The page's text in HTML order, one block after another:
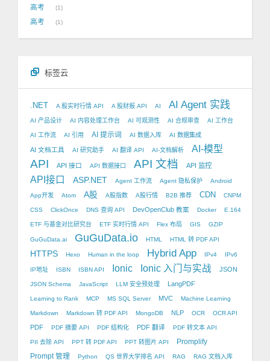
高考 1
高考 1
标签云
.NET A 股实时行情 API A 股财报 API AI AI Agent 实践
AI 产品设计 AI 内容处理工作台 AI 可观测性 AI 合规审查 AI 工作台
AI 工作流 AI 引用 AI 提示词 AI 数据入库 AI 数据集成
AI 文档工具 AI 研究助手 AI 翻译 API AI-文档解析 AI-模型
API API 接口 API 数据接口 API 文档 API 监控
API接口 ASP.NET Agent 工作流 Agent 隐私保护 Android
App开发 Atom A股 A股指数 A股行情 B2B 推荐 CDN CNPM
CSS ClickOnce DNS 查询 API DevOpenClub 教案 Docker E.164
ETF 与基金对比研究台 ETF 实时行情 API Flex 布局 GIS GZIP
GuGuData.ai GuGuData.io HTML HTML 转 PDF API
HTTPS Hexo Human in the loop Hybrid App IPv4 IPv6
IP地址 ISBN ISBN API Ionic Ionic 入门与实战 JSON
JSON Schema JavaScript LLM 安全预处理 LangPDF
Learning to Rank MCP MS SQL Server MVC Machine Learning
Markdown Markdown 转 PDF API MongoDB NLP OCR OCR API
PDF PDF 摘要 API PDF 结构化 PDF 翻译 PDF 转文本 API
PII 去除 API PPT 转 PDF API PPT 转图片 API
Promplify
Prompt 管理
Python QS 世界大学排名 API RAG RAG 文档入库